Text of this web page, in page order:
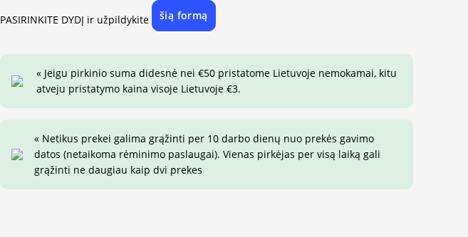
PASIRINKITE DYDĮ ir užpildykite šią formą
« Jeigu pirkinio suma didesnė nei €50 pristatome Lietuvoje nemokamai, kitu
atveju pristatymo kaina visoje Lietuvoje €3.
« Netikus prekei galima grąžinti per 10 darbo dienų nuo prekės gavimo
datos (netaikoma rėminimo paslaugai). Vienas pirkėjas per visą laiką gali
grąžinti ne daugiau kaip dvi prekes